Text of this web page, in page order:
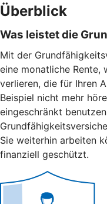
Überblick
Was leistet die
Mit der
eine monatliche Rente,
verlieren, die für Ihren
Beispiel nicht mehr
eingeschränkt
Sie weiterhin arbeiten
finanziell geschützt.